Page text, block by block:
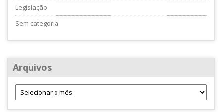
Legislação
Sem categoria
Arquivos